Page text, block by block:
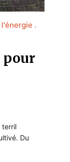
pour
terril
Du